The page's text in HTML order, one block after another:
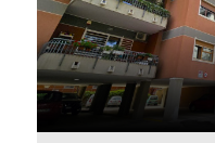
Scegli
dove
cercare